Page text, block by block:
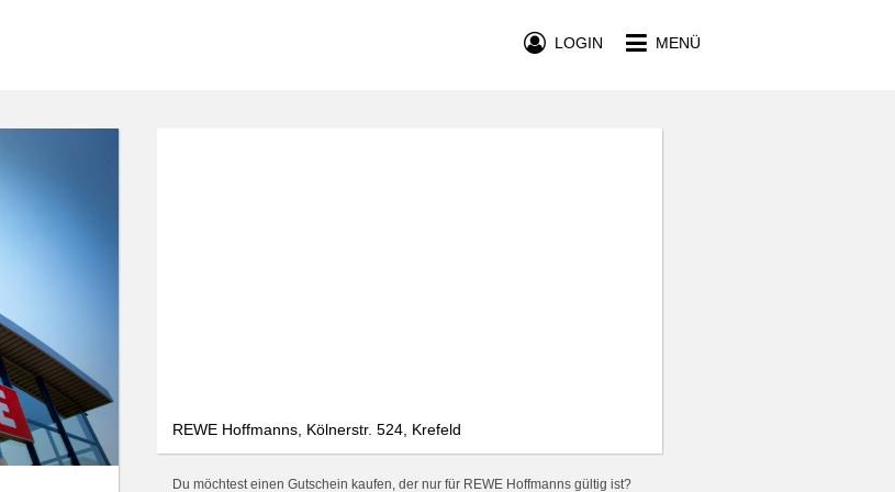
MENÜ
LOGIN
REWE Hoffmanns, Kölnerstr. 524, Krefeld
Du möchtest einen Gutschein kaufen, der nur für REWE Hoffmanns gültig ist?